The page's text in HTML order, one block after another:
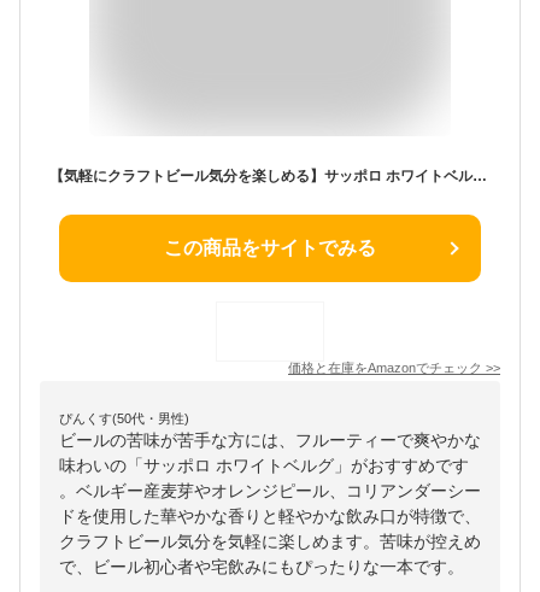
【気軽にクラフトビール気分を楽しめる】サッポロ ホワイトベルグ 350ml×24本
この商品をサイトでみる
価格と在庫をAmazonでチェック >>
ぴんくす(50代・男性)
ビールの苦味が苦手な方には、フルーティーで爽やかな
味わいの「サッポロ ホワイトベルグ」がおすすめです
。ベルギー産麦芽やオレンジピール、コリアンダーシー
ドを使用した華やかな香りと軽やかな飲み口が特徴で、
クラフトビール気分を気軽に楽しめます。苦味が控えめ
で、ビール初心者や宅飲みにもぴったりな一本です。